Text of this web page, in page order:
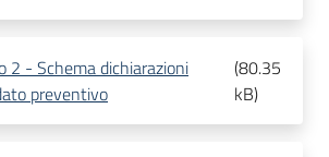
2 - Schema dichiarazioni
preventivo
(80.35
kB)